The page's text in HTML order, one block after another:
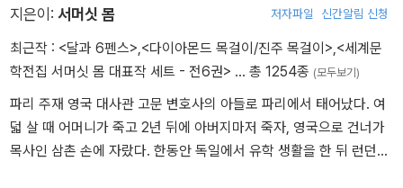
에 개의치 않았어. 내가 아는 한 대부분의 사람들은 누군가를 사랑
할 때 그 사랑에 보답받지 못하면불만을 품지만 나는 그러지 않았
어. 당신이 나를 사랑해 주길 기대하지도 않았고 당신이 그래야 할 어
떤 이유도 찾지 않았어. 내 자신이 매력적이라고 생각해 본 적은 없으
니까. 당신을 사랑할 수 있는 것에 감사하고 때때로 당신이 나로 인
해 행복하거나 당신에게서 유쾌한 애정의 눈빛을 느꼈을 때 황홀했
어. 나는 내 사랑으로 당신을 지루하지 않게 하려고 노력했어.
지은이: 서머싯 몸 저자파일 신간알림 신청
최근작 : <달과 6펜스>,<다이아몬드 목걸이/진주 목걸이>,<세계문
학전집 서머싯 몸 대표작 세트 - 전6권> … 총 1254종 (모두보기)
파리 주재 영국 대사관 고문 변호사의 아들로 파리에서 태어났다. 여
덟 살 때 어머니가 죽고 2년 뒤에 아버지마저 죽자, 영국으로 건너가
목사인 삼촌 손에 자랐다. 한동안 독일에서 유학 생활을 한 뒤 런던의